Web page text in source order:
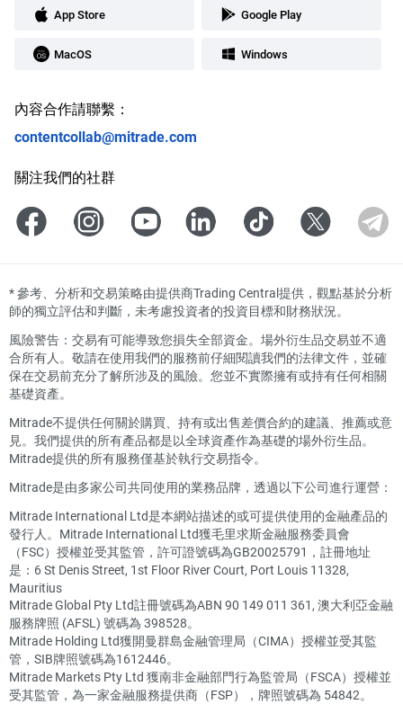
App Store Google Play
MacOS Windows
內容合作請聯繫：
contentcollab@mitrade.com
關注我們的社群
*參考、分析和交易策略由提供商Trading Central提供，觀點基於分析
師的獨立評估和判斷，未考慮投資者的投資目標和財務狀況。
風險警告：交易有可能導致您損失全部資金。場外衍生品交易並不適
合所有人。敬請在使用我們的服務前仔細閱讀我們的法律文件，並確
保在交易前充分了解所涉及的風險。您並不實際擁有或持有任何相關
基礎資產。
Mitrade不提供任何關於購買、持有或出售差價合約的建議、推薦或意
見。我們提供的所有產品都是以全球資產作為基礎的場外衍生品。
Mitrade提供的所有服務僅基於執行交易指令。
Mitrade是由多家公司共同使用的業務品牌，透過以下公司進行運營：
Mitrade International Ltd是本網站描述的或可提供使用的金融產品的
發行人。Mitrade International Ltd獲毛里求斯金融服務委員會
（FSC）授權並受其監管，許可證號碼為GB20025791，註冊地址
是：6 St Denis Street, 1st Floor River Court, Port Louis 11328,
Mauritius
Mitrade Global Pty Ltd註冊號碼為ABN 90 149 011 361, 澳大利亞金融
服務牌照 (AFSL) 號碼為 398528。
Mitrade Holding Ltd獲開曼群島金融管理局（CIMA）授權並受其監
管，SIB牌照號碼為1612446。
Mitrade Markets Pty Ltd 獲南非金融部門行為監管局（FSCA）授權並
受其監管，為一家金融服務提供商（FSP），牌照號碼為 54842。